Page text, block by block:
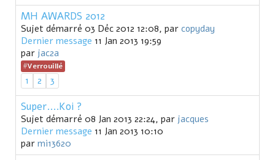
MH AWARDS 2012
Sujet démarré 03 Déc 2012 12:08, par copyday
Dernier message 11 Jan 2013 19:59
par jac2a
Verrouillé
1 2 3
Super....Koi ?
Sujet démarré 08 Jan 2013 22:24, par jacques
Dernier message 11 Jan 2013 10:10
par mi13620